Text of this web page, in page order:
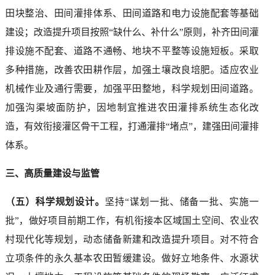
田块整治、田间灌排体系、田间道路和电力设施配套等基础
建设；改造提升项目按照“缺什么、补什么”原则，补齐田间灌
排设施不配套、道路不通畅、地块不平整等设施短板。采取
多种措施，改善农田耕作层，加强土壤改良培肥。适应农业
机械作业及通行需要，加强平田整地，科学规划田间道路。
加强沟渠坡面防护，因地制宜推进农田灌排系统生态化改
造，有效衔接灌区骨干工程，打通灌排“堵点”，建强田间灌排
体系。
三、高质量建设与监管
（五）科学规划设计。 坚持“谋划一批、储备一批、实施一
批”，做好项目前期工作，有机衔接本区域国土空间、农业农
村现代化等规划，动态储备新建和改造提升项目。对不符合
立项条件的永久基本农田暂缓建设。做好立地条件、水源状